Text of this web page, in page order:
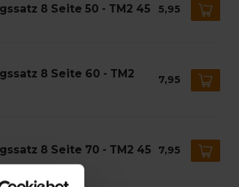
8 Seite 50 - TM2 45 5,95
8 Seite 60 - TM2 7,95
8 Seite 70 - TM2 45 7,95